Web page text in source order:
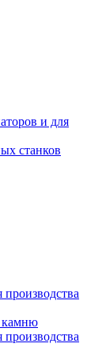
и для
станков
камню